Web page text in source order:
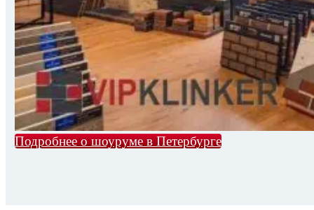
Подробнее о шоуруме в Петербурге